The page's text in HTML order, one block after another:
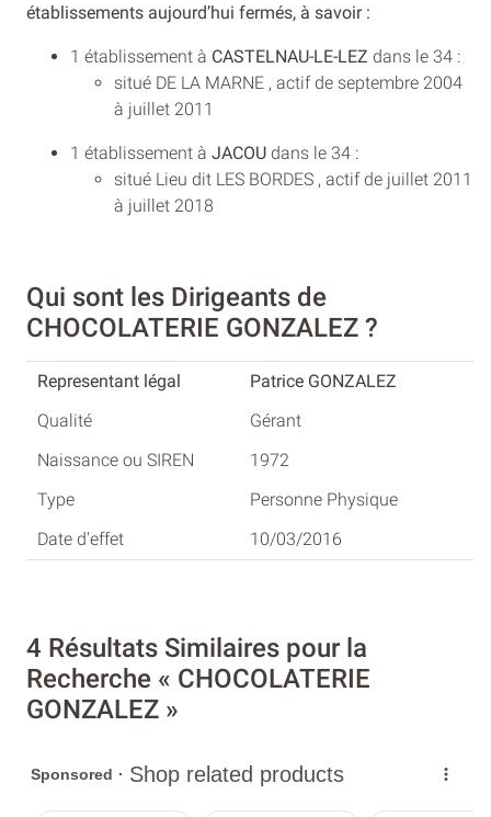
établissements aujourd’hui fermés, à savoir :
1 établissement à CASTELNAU-LE-LEZ dans le 34 :
situé DE LA MARNE , actif de septembre 2004
à juillet 2011
1 établissement à JACOU dans le 34 :
situé Lieu dit LES BORDES , actif de juillet 2011
à juillet 2018
Qui sont les Dirigeants de
CHOCOLATERIE GONZALEZ ?
Patrice GONZALEZ
Gérant
1972
Personne Physique
10/03/2016
4 Résultats Similaires pour la
Recherche « CHOCOLATERIE
GONZALEZ »